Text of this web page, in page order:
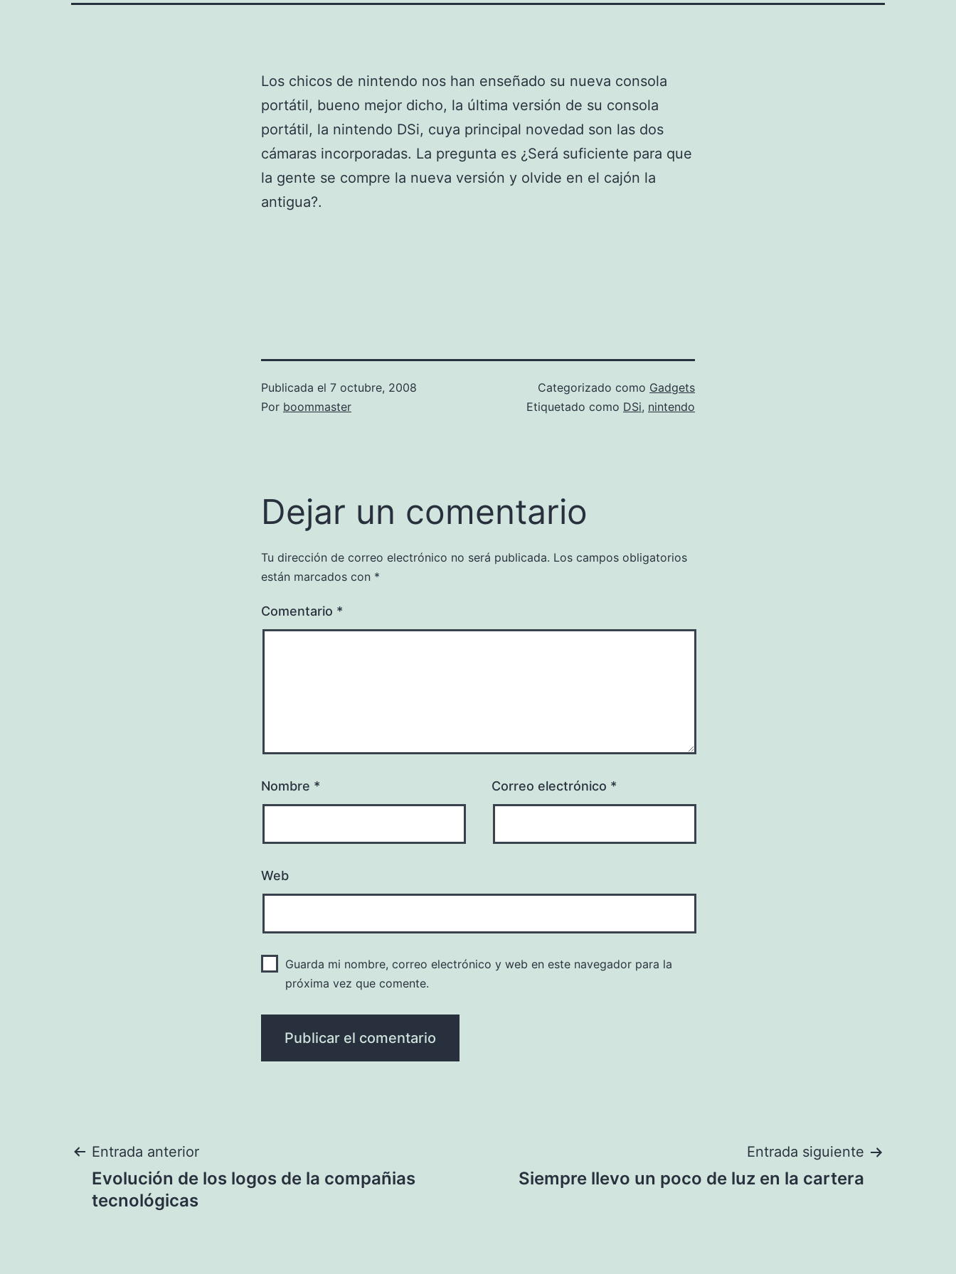
Los chicos de nintendo nos han enseñado su nueva consola
portátil, bueno mejor dicho, la última versión de su consola
portátil, la nintendo DSi, cuya principal novedad son las dos
cámaras incorporadas. La pregunta es ¿Será suficiente para que
la gente se compre la nueva versión y olvide en el cajón la
antigua?.
Publicada el 7 octubre, 2008
Por boommaster
Categorizado como Gadgets
Etiquetado como DSi, nintendo
Dejar un comentario
Tu dirección de correo electrónico no será publicada. Los campos obligatorios
están marcados con *
Comentario *
Nombre * Correo electrónico *
Web
Guarda mi nombre, correo electrónico y web en este navegador para la
próxima vez que comente.
Navegación
de
Entrada anterior
Evolución de los logos de la compañias
tecnológicas
Entrada siguiente
Siempre llevo un poco de luz en la cartera